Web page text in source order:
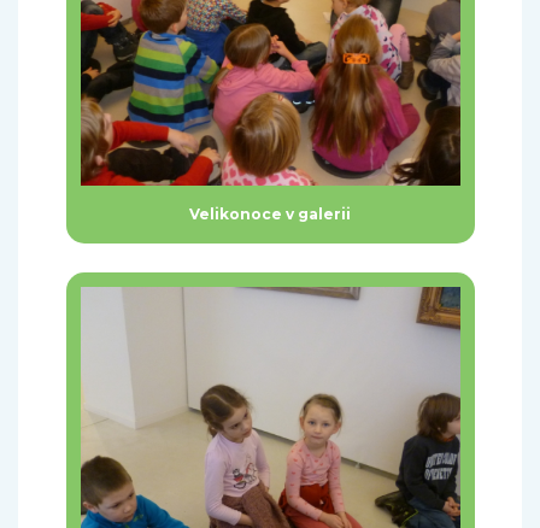
Velikonoce v galerii